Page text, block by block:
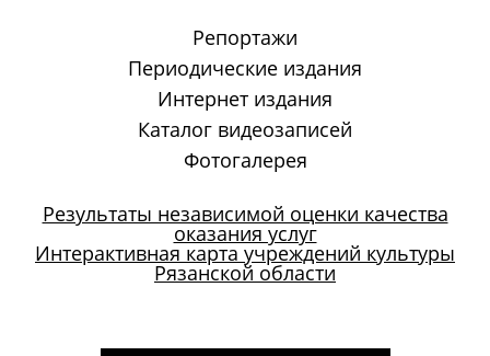
Репортажи
Периодические издания
Интернет издания
Каталог видеозаписей
Фотогалерея
Результаты независимой оценки качества
оказания услуг
Интерактивная карта учреждений культуры
Рязанской области